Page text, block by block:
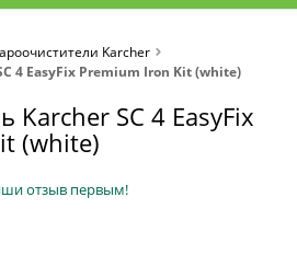
Karcher
4 EasyFix Premium Iron Kit (white)
Karcher SC 4 EasyFix
(white)
отзыв первым!